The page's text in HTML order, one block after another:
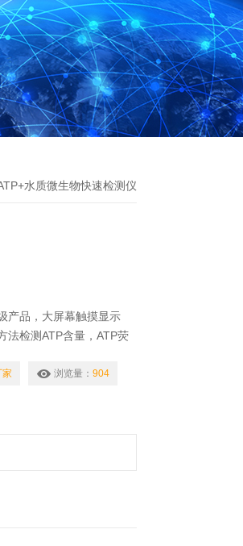
水质微生物快速检测仪
产品，大屏幕触摸显示
法检测ATP含量，ATP荧
测原理，利用“荧光素酶
家 浏览量： 904